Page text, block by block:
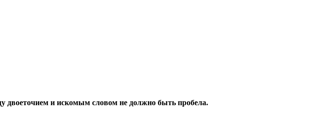
двоеточием и искомым словом не должно быть пробела.